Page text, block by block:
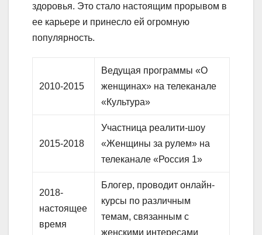
здоровья. Это стало настоящим прорывом в
ее карьере и принесло ей огромную
популярность.
2010-2015
Ведущая программы «О
женщинах» на телеканале
«Культура»
2015-2018
Участница реалити-шоу
«Женщины за рулем» на
телеканале «Россия 1»
2018-
настоящее
время
Блогер, проводит онлайн-
курсы по различным
темам, связанным с
женскими интересами